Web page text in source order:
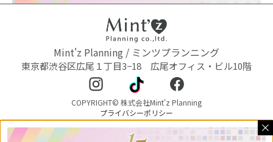
Mint'z Planning / ミンツプランニング
東京都渋谷区広尾１丁目3−18 広尾オフィス・ビル10階
COPYRIGHT© 株式会社Mint'z Planning
プライバシーポリシー